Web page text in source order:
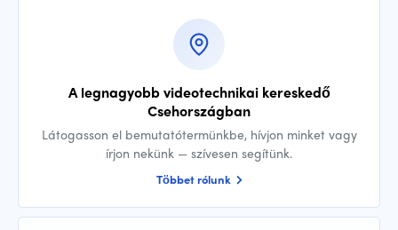
A legnagyobb videotechnikai kereskedő
Csehországban
Látogasson el bemutatótermünkbe, hívjon minket vagy
írjon nekünk — szívesen segítünk.
Többet rólunk